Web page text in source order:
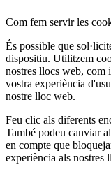
Com fem servir les
És possible que
dispositiu. Utilitzem
nostres llocs web, com
vostra experiència
nostre lloc web.
Feu clic als diferents
També podeu canviar
en compte que
experiència als nostres